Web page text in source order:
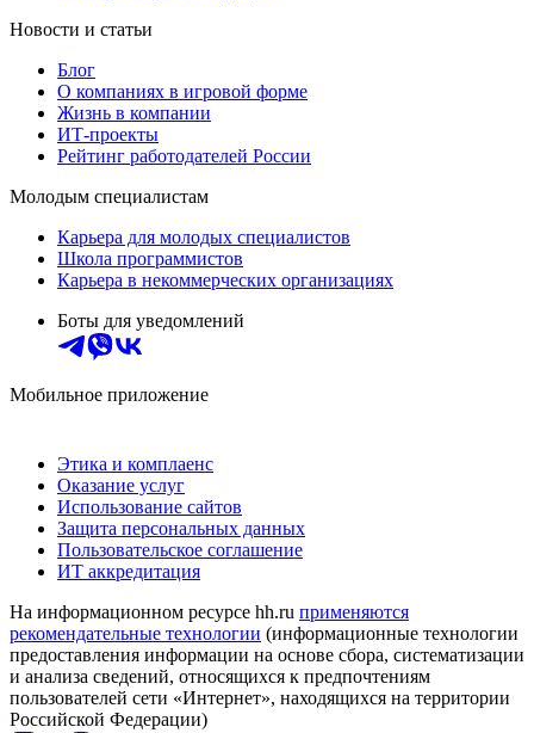
Новости и статьи
Блог
О компаниях в игровой форме
Жизнь в компании
ИТ-проекты
Рейтинг работодателей России
Молодым специалистам
Карьера для молодых специалистов
Школа программистов
Карьера в некоммерческих организациях
Боты для уведомлений
Мобильное приложение
Этика и комплаенс
Оказание услуг
Использование сайтов
Защита персональных данных
Пользовательское соглашение
ИТ аккредитация
На информационном ресурсе hh.ru применяются
рекомендательные технологии (информационные технологии
предоставления информации на основе сбора, систематизации
и анализа сведений, относящихся к предпочтениям
пользователей сети «Интернет», находящихся на территории
Российской Федерации)